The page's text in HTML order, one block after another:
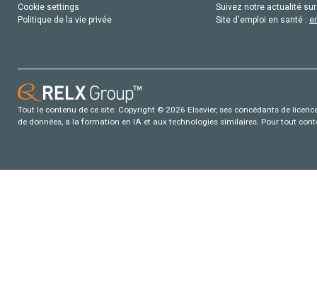
Cookie settings
Politique de la vie privée
Suivez notre actualité
Site d'emploi en santé :
Tout le contenu de ce site: Copyright © 2026 Elsevier, ses concédants de
de données, a la formation en IA et aux technologies similaires. Pour tout